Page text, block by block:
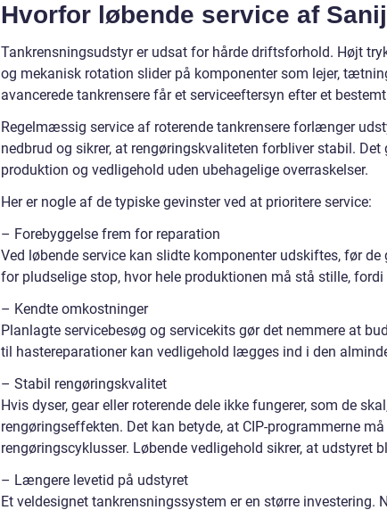
Hvorfor løbende service af
Tankrensningsudstyr er udsat for hårde driftsforhold. Højt
og mekanisk rotation slider på komponenter som lejer,
avancerede tankrensere får et serviceeftersyn efter et
Regelmæssig service af roterende tankrensere forlænger
nedbrud og sikrer, at rengøringskvaliteten forbliver stabil.
produktion og vedligehold uden ubehagelige overraskelser.
Her er nogle af de typiske gevinster ved at prioritere service:
– Forebyggelse frem for reparation
Ved løbende service kan slidte komponenter udskiftes, før
for pludselige stop, hvor hele produktionen må stå stille,
– Kendte omkostninger
Planlagte servicebesøg og servicekits gør det nemmere at
til hastereparationer kan vedligehold lægges ind i den
– Stabil rengøringskvalitet
Hvis dyser, gear eller roterende dele ikke fungerer, som de
rengøringseffekten. Det kan betyde, at CIP-programmerne
rengøringscyklusser. Løbende vedligehold sikrer, at udstyret
– Længere levetid på udstyret
Et veldesignet tankrensningssystem er en større investering.